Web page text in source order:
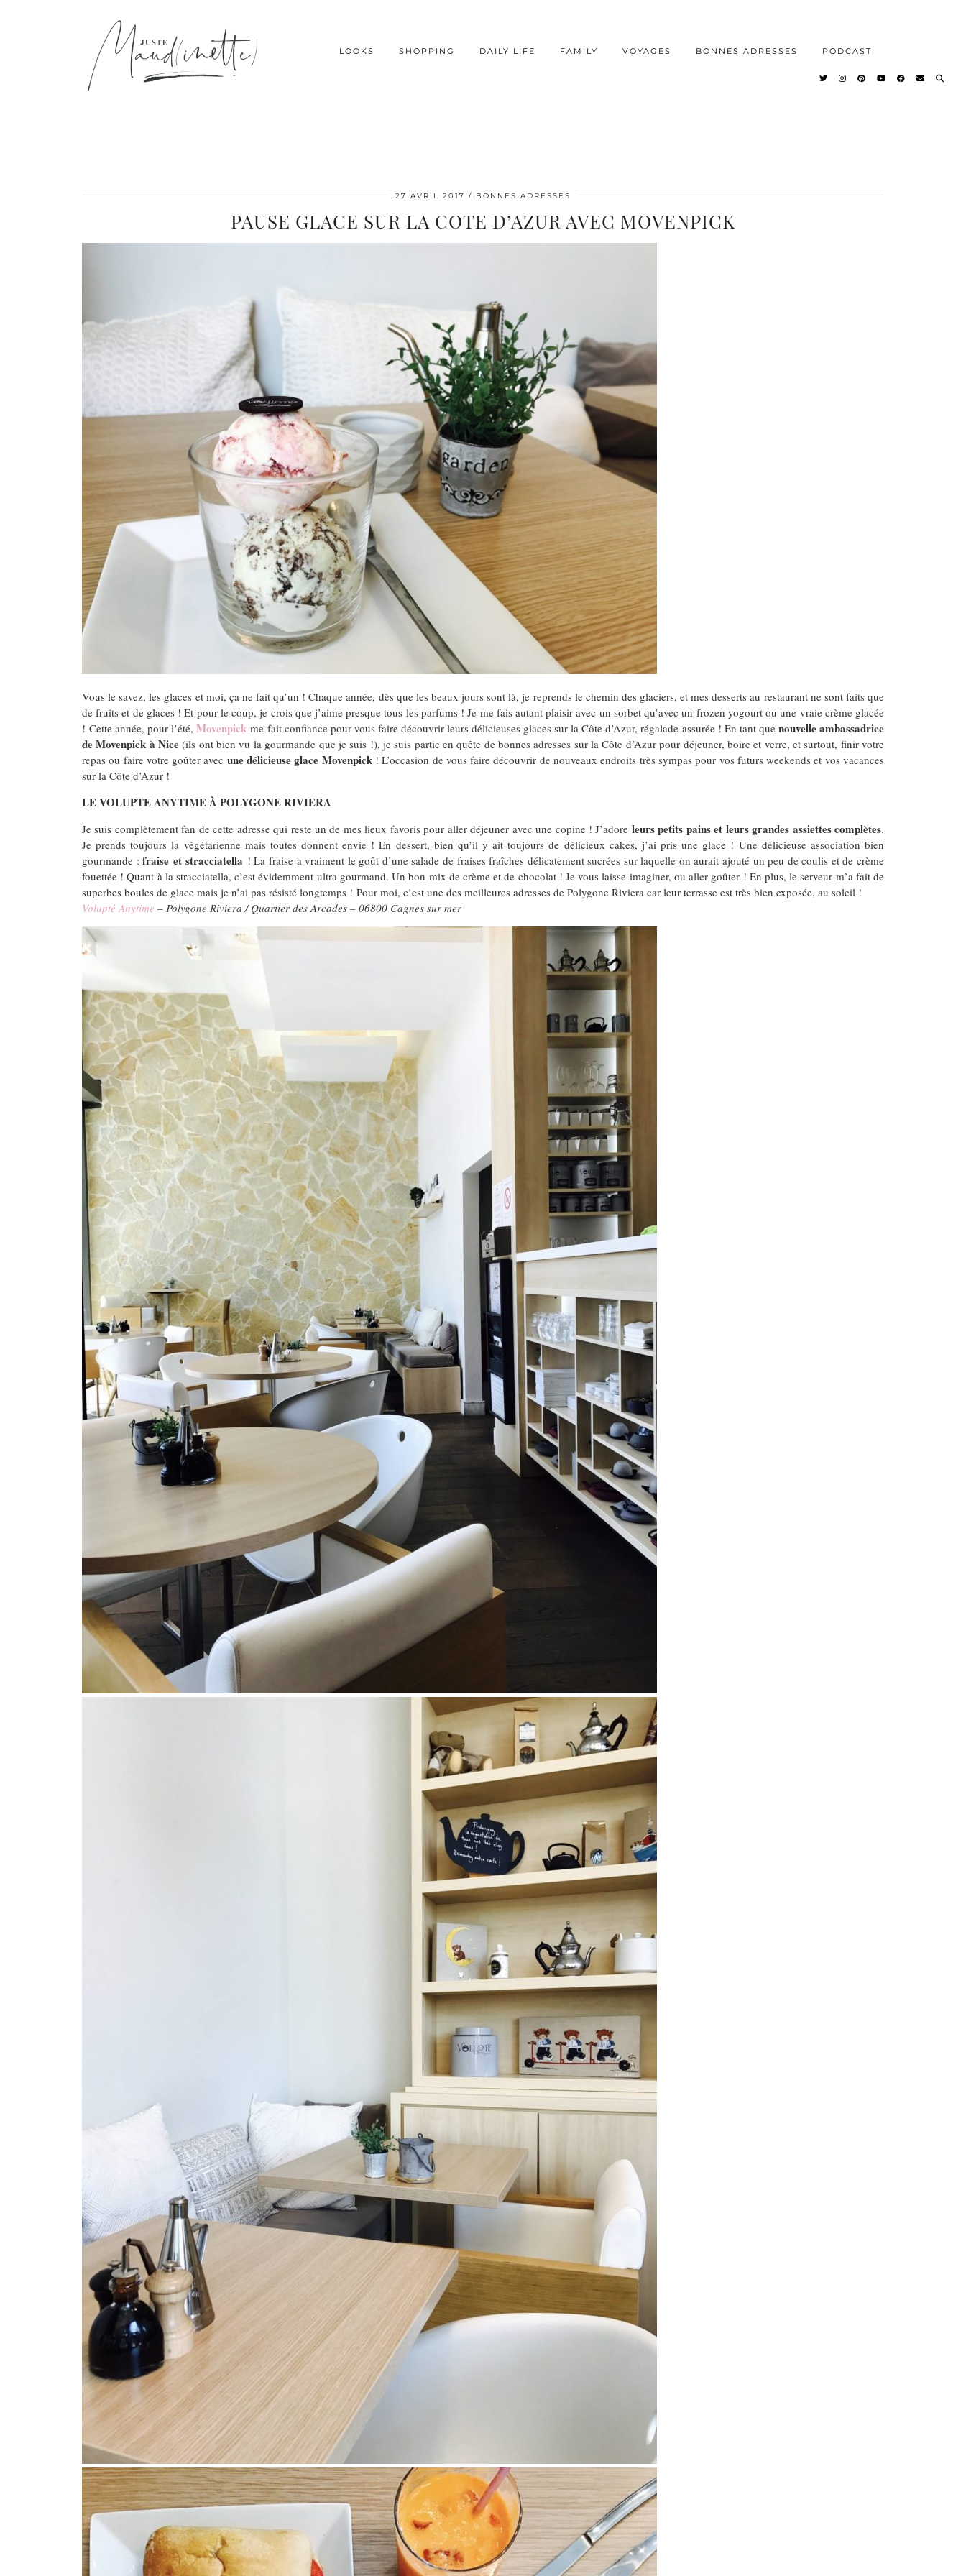
LOOKS SHOPPING DAILY LIFE FAMILY VOYAGES BONNES ADRESSES PODCAST
27 AVRIL 2017 BONNES ADRESSES
PAUSE GLACE SUR LA COTE D’AZUR AVEC MOVENPICK
Vous le savez, les glaces et moi, ça ne fait qu’un ! Chaque année, dès que les beaux jours sont là, je reprends le chemin des glaciers, et mes desserts au restaurant ne sont faits que
de fruits et de glaces ! Et pour le coup, je crois que j’aime presque tous les parfums ! Je me fais autant plaisir avec un sorbet qu’avec un frozen yogourt ou une vraie crème glacée
!Cette année, pour l’été,Movenpick me fait confiance pour vous faire découvrir leurs délicieuses glaces sur la Côte d’Azur, régalade assurée ! En tant que nouvelle ambassadrice
de Movenpick à Nice (ils ont bien vu la gourmande que je suis !), je suis partie en quête de bonnes adresses sur la Côte d’Azur pour déjeuner, boire et verre, et surtout, finir votre
repas ou faire votre goûter avec une délicieuse glace Movenpick! L’occasion de vous faire découvrir de nouveaux endroits très sympas pour vos futurs weekends et vos vacances
sur la Côte d’Azur !
LE VOLUPTE ANYTIME À POLYGONE RIVIERA
Je suis complètement fan de cette adresse qui reste un de mes lieux favoris pour aller déjeuner avec une copine ! J’adore leurs petits pains et leurs grandes assiettes complètes.
Je prends toujours la végétarienne mais toutes donnent envie ! En dessert, bien qu’il y ait toujours de délicieux cakes, j’ai pris une glace ! Une délicieuse association bien
gourmande :fraise etstracciatella ! La fraise a vraiment le goût d’une salade de fraises fraîches délicatement sucrées sur laquelle on aurait ajouté un peu de coulis et de crème
fouettée ! Quant à la stracciatella, c’est évidemment ultra gourmand. Un bon mix de crème et de chocolat ! Je vous laisse imaginer, ou aller goûter ! En plus, le serveur m’a fait de
superbes boules de glace mais je n’ai pas résisté longtemps ! Pour moi, c’est une des meilleures adresses de Polygone Riviera car leur terrasse est très bien exposée, au soleil !
Volupté Anytime – Polygone Riviera / Quartier des Arcades – 06800 Cagnes sur mer